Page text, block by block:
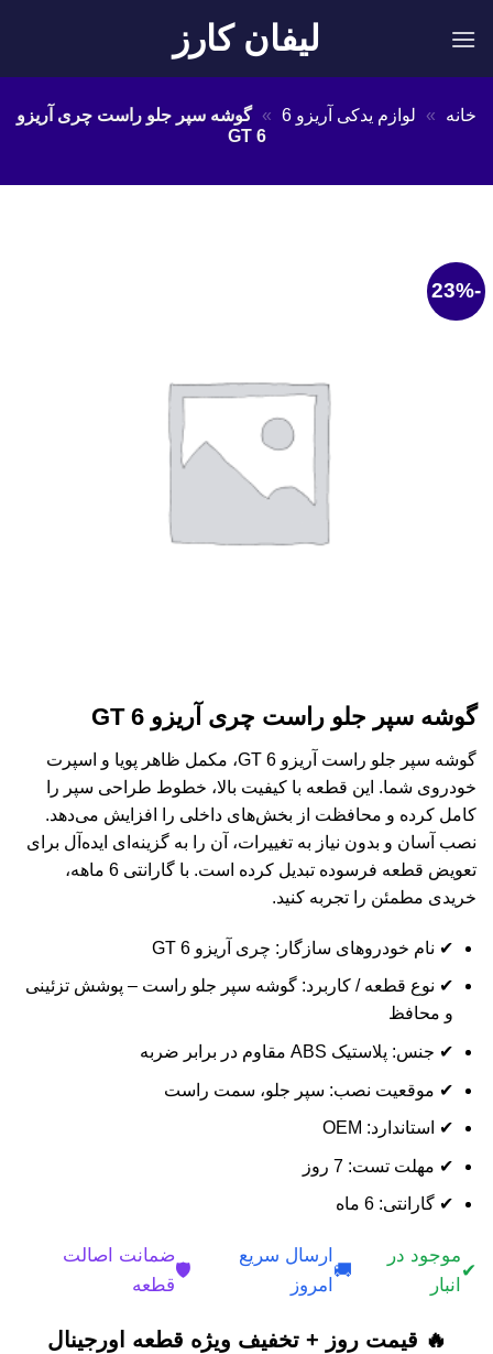
لیفان کارز
خانه » لوازم یدکی آریزو 6 » گوشه سپر جلو راست چری آریزو
6 GT
-23%
گوشه سپر جلو راست چری آریزو 6 GT
گوشه سپر جلو راست آریزو 6 GT، مکمل ظاهر پویا و اسپرت
خودروی شما. این قطعه با کیفیت بالا، خطوط طراحی سپر را
کامل کرده و محافظت از بخش‌های داخلی را افزایش می‌دهد.
نصب آسان و بدون نیاز به تغییرات، آن را به گزینه‌ای ایده‌آل برای
تعویض قطعه فرسوده تبدیل کرده است. با گارانتی 6 ماهه،
خریدی مطمئن را تجربه کنید.
✔ نام خودروهای سازگار: چری آریزو 6 GT
✔ نوع قطعه / کاربرد: گوشه سپر جلو راست – پوشش تزئینی
و محافظ
✔ جنس: پلاستیک ABS مقاوم در برابر ضربه
✔ موقعیت نصب: سپر جلو، سمت راست
✔ استاندارد: OEM
✔ مهلت تست: 7 روز
✔ گارانتی: 6 ماه
✔
موجود در
انبار
🚚
ارسال سریع
امروز
🛡️
ضمانت اصالت
قطعه
🔥 قیمت روز + تخفیف ویژه قطعه اورجینال